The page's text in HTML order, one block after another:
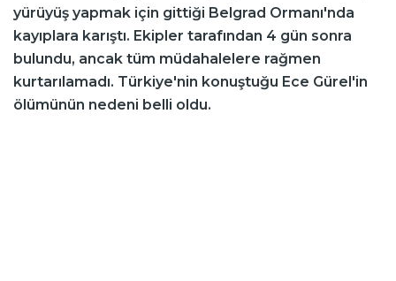
yürüyüş yapmak için gittiği Belgrad Ormanı'nda
kayıplara karıştı. Ekipler tarafından 4 gün sonra
bulundu, ancak tüm müdahalelere rağmen
kurtarılamadı. Türkiye'nin konuştuğu Ece Gürel'in
ölümünün nedeni belli oldu.